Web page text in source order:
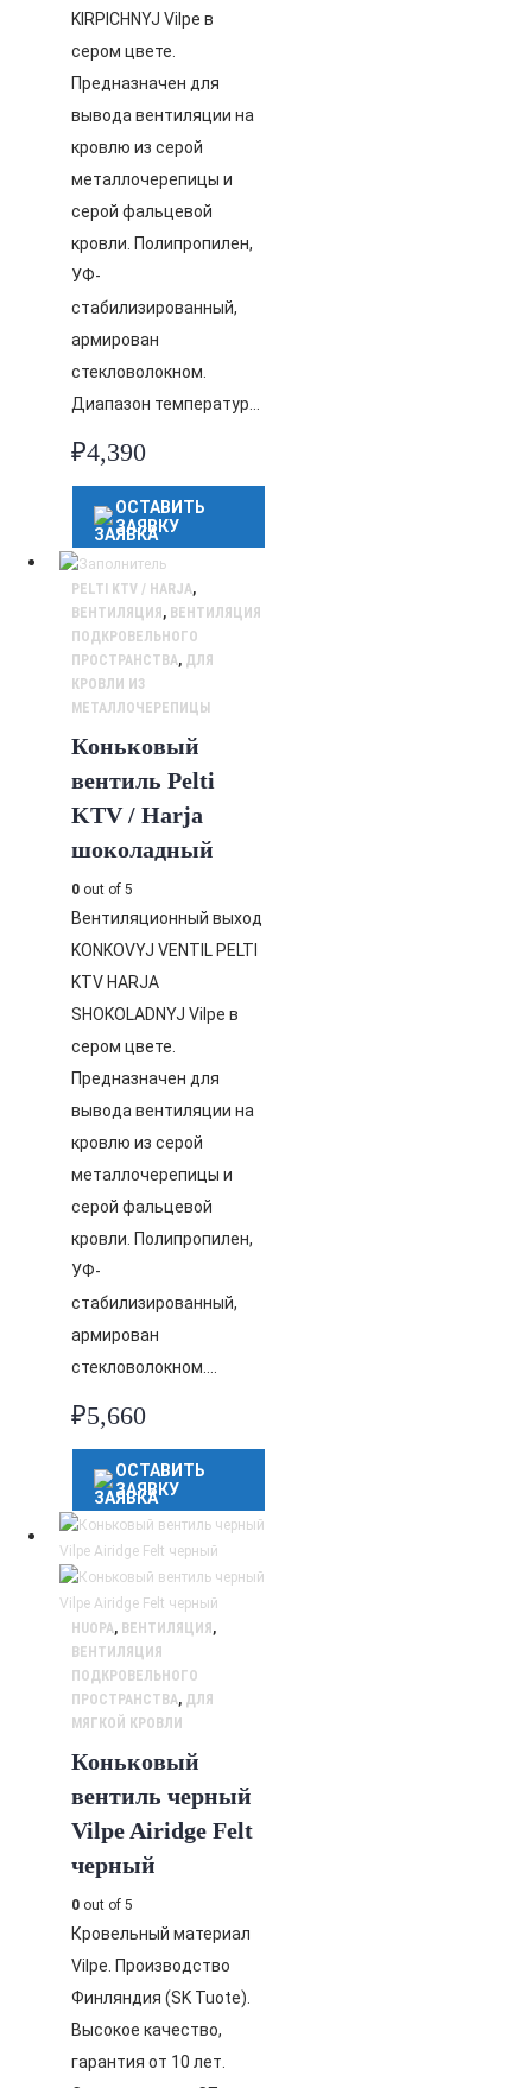
KIRPICHNYJ Vilpe в
сером цвете.
Предназначен для
вывода вентиляции на
кровлю из серой
металлочерепицы и
серой фальцевой
кровли. Полипропилен,
УФ-
стабилизированный,
армирован
стекловолокном.
Диапазон температур…
₽4,390
ОСТАВИТЬ
ЗАЯВКУ
PELTI KTV / HARJA,
ВЕНТИЛЯЦИЯ, ВЕНТИЛЯЦИЯ
ПОДКРОВЕЛЬНОГО
ПРОСТРАНСТВА, ДЛЯ
КРОВЛИ ИЗ
МЕТАЛЛОЧЕРЕПИЦЫ
Коньковый
вентиль Pelti
KTV / Harja
шоколадный
0 out of 5
Вентиляционный выход
KONKOVYJ VENTIL PELTI
KTV HARJA
SHOKOLADNYJ Vilpe в
сером цвете.
Предназначен для
вывода вентиляции на
кровлю из серой
металлочерепицы и
серой фальцевой
кровли. Полипропилен,
УФ-
стабилизированный,
армирован
стекловолокном….
₽5,660
ОСТАВИТЬ
ЗАЯВКУ
HUOPA, ВЕНТИЛЯЦИЯ,
ВЕНТИЛЯЦИЯ
ПОДКРОВЕЛЬНОГО
ПРОСТРАНСТВА, ДЛЯ
МЯГКОЙ КРОВЛИ
Коньковый
вентиль черный
Vilpe Airidge Felt
черный
0 out of 5
Кровельный материал
Vilpe. Производство
Финляндия (SK Tuote).
Высокое качество,
гарантия от 10 лет.